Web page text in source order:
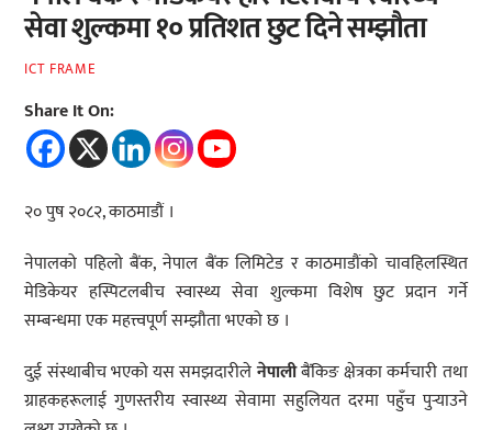
सेवा शुल्कमा १० प्रतिशत छुट दिने सम्झौता
ICT FRAME
Share It On:
२० पुष २०८२, काठमाडौं ।
नेपालको पहिलो बैंक, नेपाल बैंक लिमिटेड र काठमाडौंको चावहिलस्थित
मेडिकेयर हस्पिटलबीच स्वास्थ्य सेवा शुल्कमा विशेष छुट प्रदान गर्ने
सम्बन्धमा एक महत्त्वपूर्ण सम्झौता भएको छ ।
दुई संस्थाबीच भएको यस समझदारीलेनेपालीबैंकिङ क्षेत्रका कर्मचारी तथा
ग्राहकहरूलाई गुणस्तरीय स्वास्थ्य सेवामा सहुलियत दरमा पहुँच पुर्‍याउने